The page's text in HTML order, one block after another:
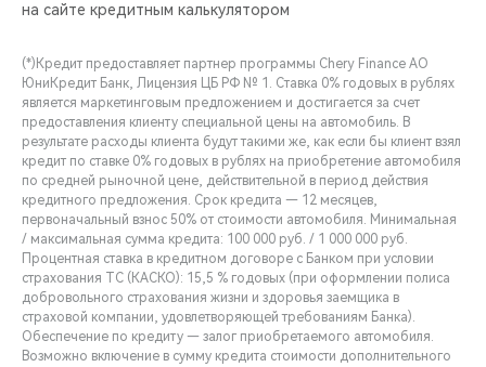
на сайте кредитным калькулятором
(*)Кредит предоставляет партнер программы Chery Finance АО
ЮниКредит Банк, Лицензия ЦБ РФ № 1. Ставка 0% годовых в рублях
является маркетинговым предложением и достигается за счет
предоставления клиенту специальной цены на автомобиль. В
результате расходы клиента будут такими же, как если бы клиент взял
кредит по ставке 0% годовых в рублях на приобретение автомобиля
по средней рыночной цене, действительной в период действия
кредитного предложения. Срок кредита — 12 месяцев,
первоначальный взнос 50% от стоимости автомобиля. Минимальная
/ максимальная сумма кредита: 100 000 руб. / 1 000 000 руб.
Процентная ставка в кредитном договоре с Банком при условии
страхования ТС (КАСКО): 15,5 % годовых (при оформлении полиса
добровольного страхования жизни и здоровья заемщика в
страховой компании, удовлетворяющей требованиям Банка).
Обеспечение по кредиту — залог приобретаемого автомобиля.
Возможно включение в сумму кредита стоимости дополнительного